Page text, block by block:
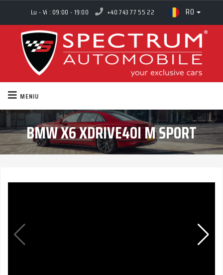
Lu - Vi : 09:00 - 19:00 +40 743 77 55 22 RO
MENIU
BMW X6 XDRIVE40I M SPORT